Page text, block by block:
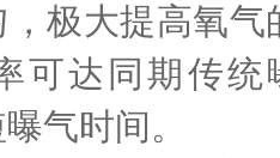
极大提高氧
可达同期传统
气时间。